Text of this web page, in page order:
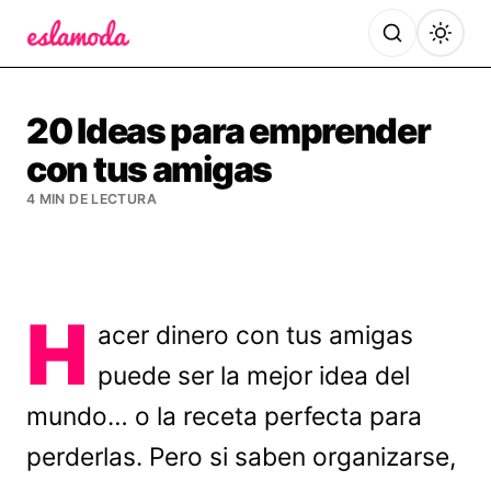
20 Ideas para emprender
con tus amigas
4 MIN DE LECTURA
H acer dinero con tus amigas
puede ser la mejor idea del
mundo… o la receta perfecta para
perderlas. Pero si saben organizarse,